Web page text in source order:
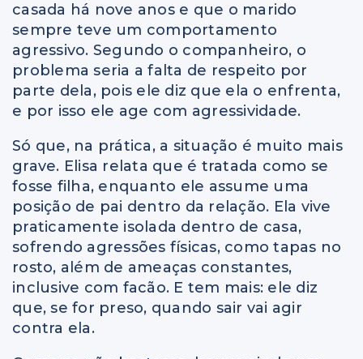
casada há nove anos e que o marido
sempre teve um comportamento
agressivo. Segundo o companheiro, o
problema seria a falta de respeito por
parte dela, pois ele diz que ela o enfrenta,
e por isso ele age com agressividade.
Só que, na prática, a situação é muito mais
grave. Elisa relata que é tratada como se
fosse filha, enquanto ele assume uma
posição de pai dentro da relação. Ela vive
praticamente isolada dentro de casa,
sofrendo agressões físicas, como tapas no
rosto, além de ameaças constantes,
inclusive com facão. E tem mais: ele diz
que, se for preso, quando sair vai agir
contra ela.